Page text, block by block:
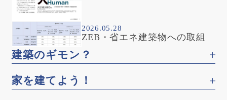
2026.05.28
ZEB・省エネ建築物への取組
建築のギモン？
家を建てよう！